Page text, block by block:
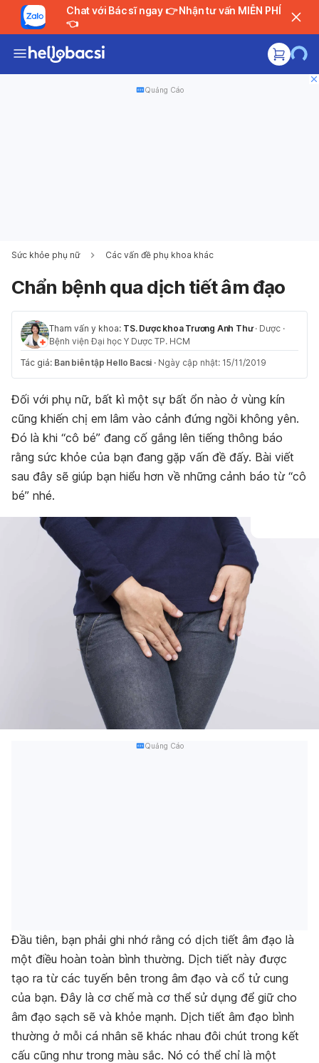
Chat với Bác sĩ ngay 👉 Nhận tư vấn MIỄN PHÍ
👈
Quảng Cáo
Sức khỏe phụ nữ Các vấn đề phụ khoa khác
Chẩn bệnh qua dịch tiết âm đạo
Tham vấn y khoa: TS. Dược khoa Trương Anh Thư · Dược ·
Bệnh viện Đại học Y Dược TP. HCM
Tác giả: Ban biên tập Hello Bacsi · Ngày cập nhật: 15/11/2019
Đối với phụ nữ, bất kì một sự bất ổn nào ở vùng kín
cũng khiến chị em lâm vào cảnh đứng ngồi không yên.
Đó là khi “cô bé” đang cố gắng lên tiếng thông báo
rằng sức khỏe của bạn đang gặp vấn đề đấy. Bài viết
sau đây sẽ giúp bạn hiểu hơn về những cảnh báo từ “cô
bé” nhé.
Quảng Cáo
Đầu tiên, bạn phải ghi nhớ rằng có dịch tiết âm đạo là
một điều hoàn toàn bình thường. Dịch tiết này được
tạo ra từ các tuyến bên trong âm đạo và cổ tử cung
của bạn. Đây là cơ chế mà cơ thể sử dụng để giữ cho
âm đạo sạch sẽ và khỏe mạnh. Dịch tiết âm đạo bình
thường ở mỗi cá nhân sẽ khác nhau đôi chút trong kết
cấu cũng như trong màu sắc. Nó có thể chỉ là một